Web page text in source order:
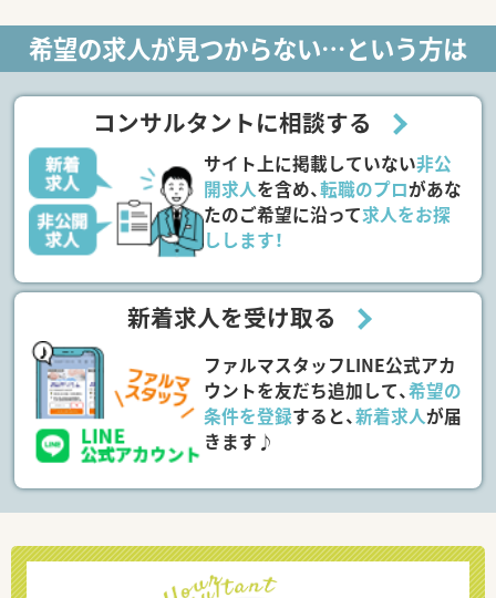
希望の求人が見つからない…という方は
コンサルタントに相談する
サイト上に掲載していない非公
開求人を含め、転職のプロがあな
たのご希望に沿って求人をお探
しします！
新着求人を受け取る
ファルマスタッフLINE公式アカ
ウントを友だち追加して、希望の
条件を登録すると、新着求人が届
きます♪